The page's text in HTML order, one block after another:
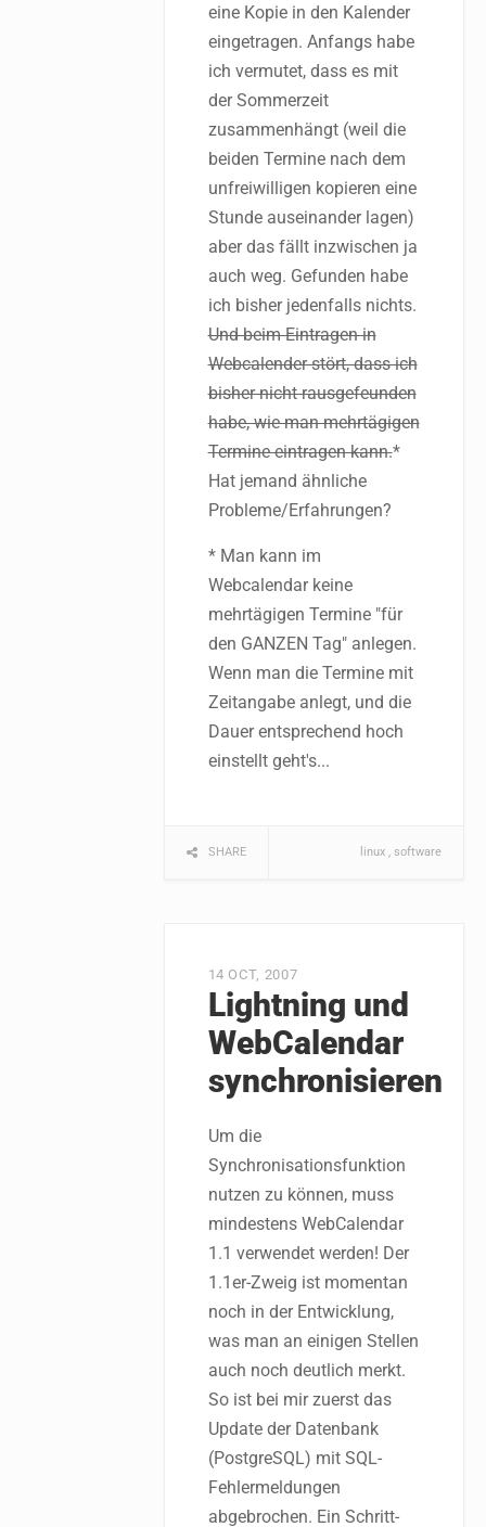
eine Kopie in den Kalender
eingetragen. Anfangs habe
ich vermutet, dass es mit
der Sommerzeit
zusammenhängt (weil die
beiden Termine nach dem
unfreiwilligen kopieren eine
Stunde auseinander lagen)
aber das fällt inzwischen ja
auch weg. Gefunden habe
ich bisher jedenfalls nichts.
Und beim Eintragen in
Webcalender stört, dass ich
bisher nicht rausgefeunden
habe, wie man mehrtägigen
Termine eintragen kann.*
Hat jemand ähnliche
Probleme/Erfahrungen?
* Man kann im
Webcalendar keine
mehrtägigen Termine "für
den GANZEN Tag" anlegen.
Wenn man die Termine mit
Zeitangabe anlegt, und die
Dauer entsprechend hoch
einstellt geht's...
SHARE linux software
14 OCT, 2007
Lightning und
WebCalendar
synchronisieren
Um die
Synchronisationsfunktion
nutzen zu können, muss
mindestens WebCalendar
1.1 verwendet werden! Der
1.1er-Zweig ist momentan
noch in der Entwicklung,
was man an einigen Stellen
auch noch deutlich merkt.
So ist bei mir zuerst das
Update der Datenbank
(PostgreSQL) mit SQL-
Fehlermeldungen
abgebrochen. Ein Schritt-